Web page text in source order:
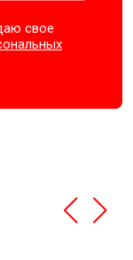
свое